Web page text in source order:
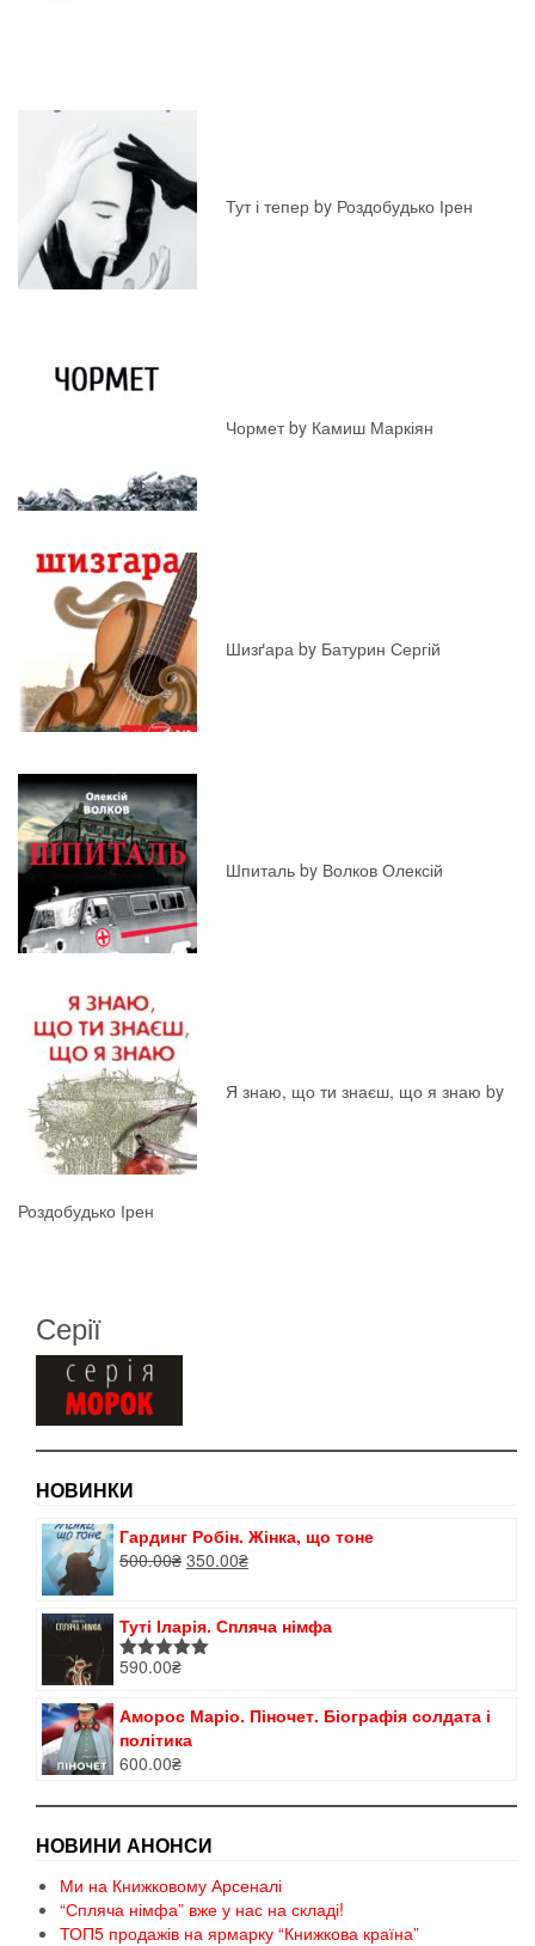
Тут і тепер by Роздобудько Ірен
Чормет by Камиш Маркіян
Шизґара by Батурин Сергій
Шпиталь by Волков Олексій
Я знаю, що ти знаєш, що я знаю by
Роздобудько Ірен
Серії
НОВИНКИ
Гардинг Робін. Жінка, що тоне
500.00₴ Оригінальна
350.00₴Поточна
Туті Іларія. Спляча німфа
Оцінено в
590.00₴
Аморос Маріо. Піночет. Біографія солдата і
політика
600.00₴
НОВИНИ АНОНСИ
Ми на Книжковому Арсеналі
“Спляча німфа” вже у нас на складі!
ТОП5 продажів на ярмарку “Книжкова країна”